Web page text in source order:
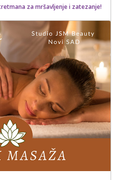
za mršavljenje i zatezanje!
Kupljeno
3 kom.
din
din